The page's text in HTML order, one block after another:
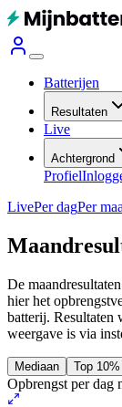
Batterijen
Resultaten
Live
Achtergrond
Profiel
LivePer dagPer
De
hier het
batterij. Resultaten
weergave is via
Mediaan Top 10%
Opbrengst per dag